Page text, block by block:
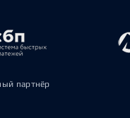
партнёр